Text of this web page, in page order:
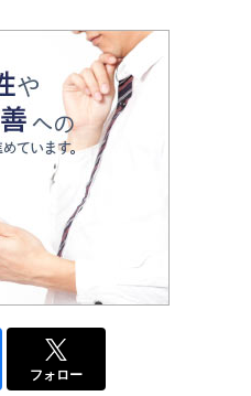
フォロー